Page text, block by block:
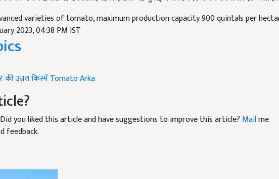
varieties of tomato, maximum production capacity 900 quintals per hectare
2023, 04:38 PM IST
की उन्नत किस्में
Did you liked this article and have suggestions to improve this article?
feedback.